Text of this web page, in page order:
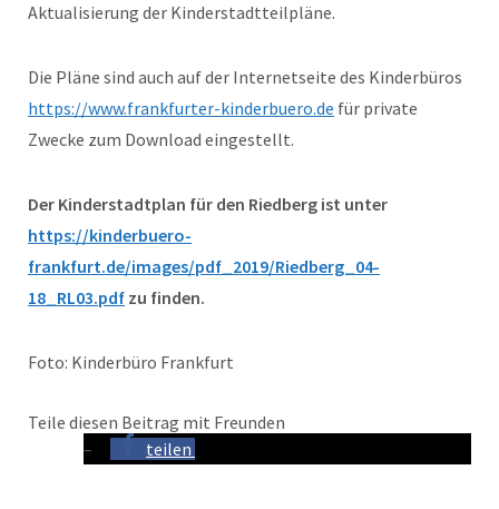
Aktualisierung der Kinderstadtteilpläne.
Die Pläne sind auch auf der Internetseite des Kinderbüros
https://www.frankfurter-kinderbuero.de für private
Zwecke zum Download eingestellt.
Der Kinderstadtplan für den Riedberg ist unter
https://kinderbuero-
frankfurt.de/images/pdf_2019/Riedberg_04-
18_RL03.pdf zu finden.
Foto: Kinderbüro Frankfurt
Teile diesen Beitrag mit Freunden
teilen